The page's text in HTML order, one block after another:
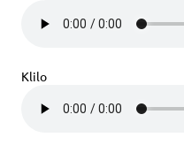
Klilo